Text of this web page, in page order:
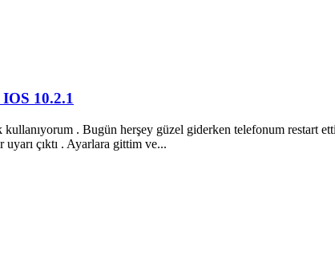
10.2.1
. Bugün herşey güzel giderken telefonum restart
çıktı . Ayarlara gittim ve...